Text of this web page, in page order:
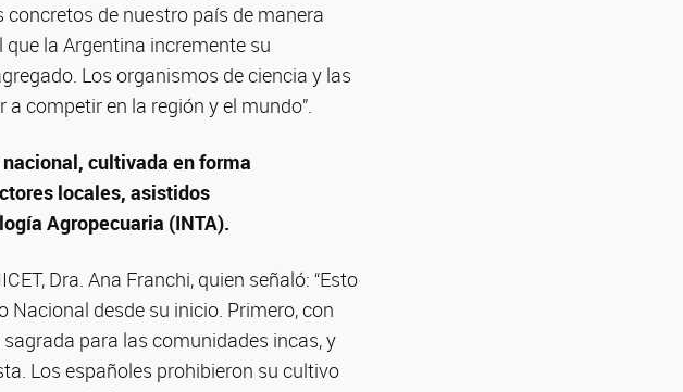
de nuestro país de manera
la Argentina incremente su
Los organismos de ciencia y las
competir en la región y el mundo”.
cultivada en forma
locales, asistidos
Agropecuaria (INTA).
Dra. Ana Franchi, quien señaló: “Esto
Nacional desde su inicio. Primero, con
para las comunidades incas, y
Los españoles prohibieron su cultivo